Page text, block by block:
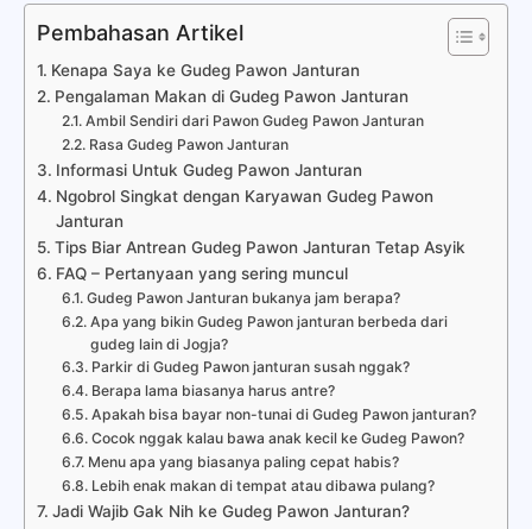
Pembahasan Artikel
Kenapa Saya ke Gudeg Pawon Janturan
Pengalaman Makan di Gudeg Pawon Janturan
Ambil Sendiri dari Pawon Gudeg Pawon Janturan
Rasa Gudeg Pawon Janturan
Informasi Untuk Gudeg Pawon Janturan
Ngobrol Singkat dengan Karyawan Gudeg Pawon
Janturan
Tips Biar Antrean Gudeg Pawon Janturan Tetap Asyik
FAQ – Pertanyaan yang sering muncul
Gudeg Pawon Janturan bukanya jam berapa?
Apa yang bikin Gudeg Pawon janturan berbeda dari
gudeg lain di Jogja?
Parkir di Gudeg Pawon janturan susah nggak?
Berapa lama biasanya harus antre?
Apakah bisa bayar non-tunai di Gudeg Pawon janturan?
Cocok nggak kalau bawa anak kecil ke Gudeg Pawon?
Menu apa yang biasanya paling cepat habis?
Lebih enak makan di tempat atau dibawa pulang?
Jadi Wajib Gak Nih ke Gudeg Pawon Janturan?